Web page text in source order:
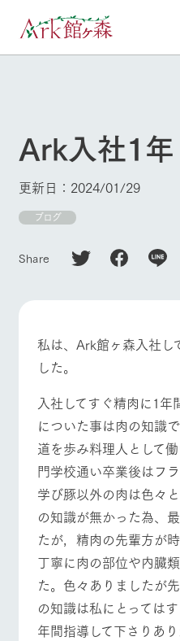
牧場へ行
営業時
間・料金
交通アク
セス
よくいた
だく質問
よく見られて
今日の牧
本日の営業時間
や牧場の天気、
状況などを毎日
フラワー
ガーデン
花のある美しい
自然環境の中、
季節の移り変わ
りを存分に味わ
う
レストラ
ン
牧場の生産品を
知り尽くした料
理人が腕を振
Ark館ヶ森について
牧場に行く
生産品を見る
ArkFarm Wedding
お知らせ
ブログ
お問い合わせ・資料請求
生産品カタログ・資料DL
English (Google Translate)
牧場トップ
イベント/フェア レスト
動物とふれあう アクティ
牧場マップを見る 周
Ark入社1年
更新日：2024/01/29
ブログ
Share
私は、Ark館ヶ森入社し
した。
入社してすぐ精肉に1
についた事は肉の知識
道を歩み料理人として
門学校通い卒業後はフ
学び豚以外の肉は色々
の知識が無かった為、
たが，精肉の先輩方が
丁寧に肉の部位や内臓
た。色々ありましたが
の知識は私にとっては
年間指導して下さりあ